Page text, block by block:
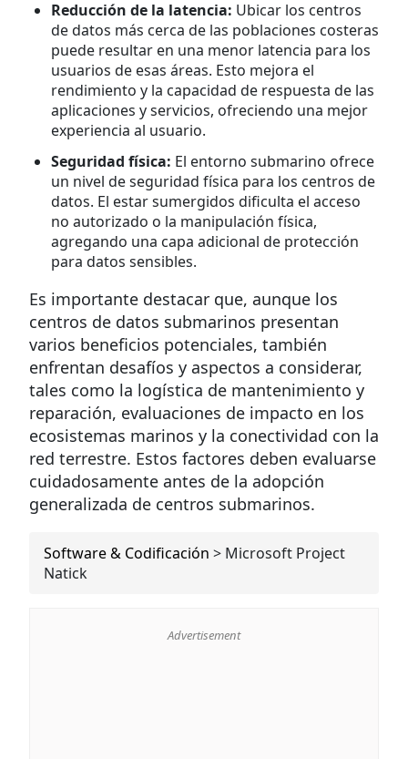
Reducción de la latencia: Ubicar los centros
de datos más cerca de las poblaciones costeras
puede resultar en una menor latencia para los
usuarios de esas áreas. Esto mejora el
rendimiento y la capacidad de respuesta de las
aplicaciones y servicios, ofreciendo una mejor
experiencia al usuario.
Seguridad física: El entorno submarino ofrece
un nivel de seguridad física para los centros de
datos. El estar sumergidos dificulta el acceso
no autorizado o la manipulación física,
agregando una capa adicional de protección
para datos sensibles.
Es importante destacar que, aunque los
centros de datos submarinos presentan
varios beneficios potenciales, también
enfrentan desafíos y aspectos a considerar,
tales como la logística de mantenimiento y
reparación, evaluaciones de impacto en los
ecosistemas marinos y la conectividad con la
red terrestre. Estos factores deben evaluarse
cuidadosamente antes de la adopción
generalizada de centros submarinos.
Software & Codificación > Microsoft Project
Natick
Advertisement